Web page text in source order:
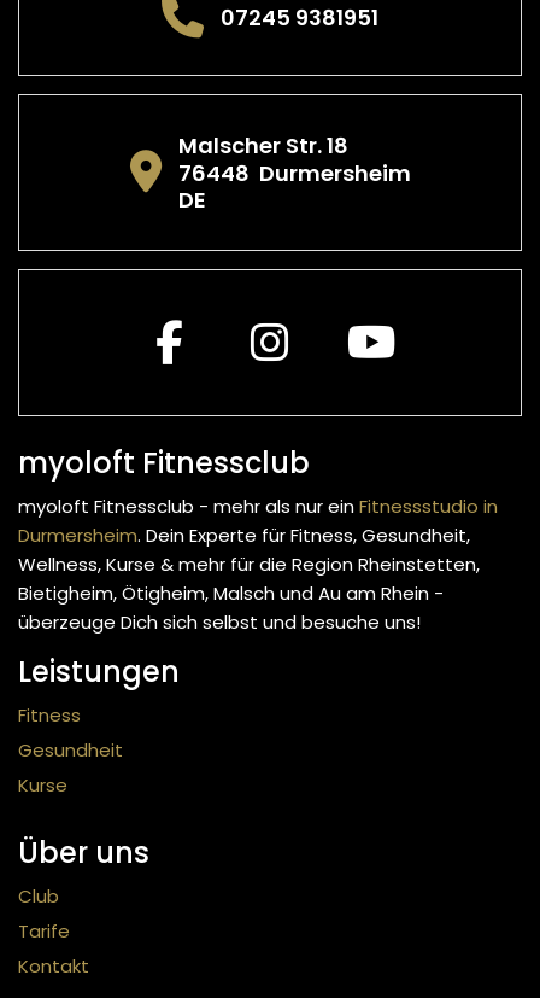
07245 9381951
Malscher Str. 18
76448 Durmersheim
DE
myoloft Fitnessclub
myoloft Fitnessclub - mehr als nur einFitnessstudio in
Durmersheim. Dein Experte für Fitness, Gesundheit,
Wellness, Kurse & mehr für die Region Rheinstetten,
Bietigheim, Ötigheim, Malsch und Au am Rhein -
überzeuge Dich sich selbst und besuche uns!
Leistungen
Fitness
Gesundheit
Kurse
Über uns
Club
Tarife
Kontakt